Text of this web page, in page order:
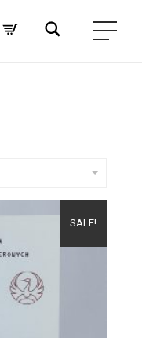
SALE!